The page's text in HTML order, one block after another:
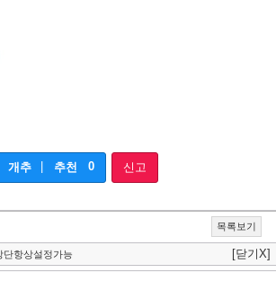
개추 추천 0 신고
목록보기
단항상설정가능 [닫기X]